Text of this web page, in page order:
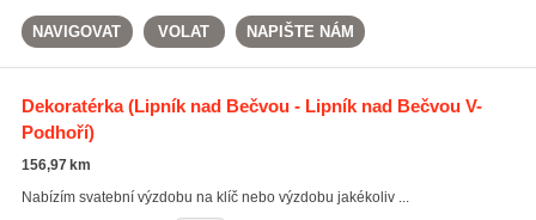
NAVIGOVAT VOLAT NAPIŠTE NÁM
Dekoratérka(Lipník nad Bečvou - Lipník nad Bečvou V-
Podhoří)
156,97 km
Nabízím svatební výzdobu na klíč nebo výzdobu jakékoliv ...